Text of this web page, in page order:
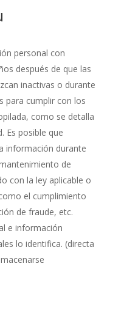
personal con
después de que las
inactivas o durante
para cumplir con los
como se detalla
Es posible que
información durante
de
con la ley aplicable o
el cumplimiento
de fraude, etc.
e información
lo identifica. (directa